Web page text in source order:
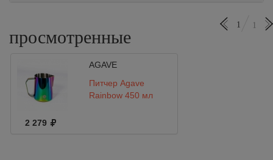
просмотренные
1 1
AGAVE
Питчер Agave
Rainbow 450 мл
2 279